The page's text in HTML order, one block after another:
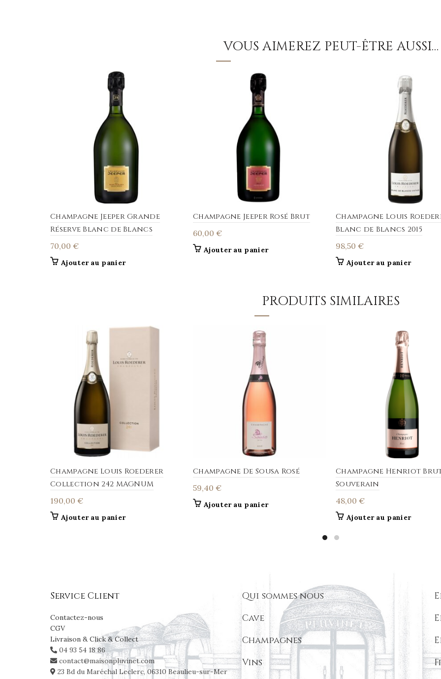
VOUS AIMEREZ PEUT-ÊTRE AUSSI…
Champagne Jeeper Grande
Réserve Blanc de Blancs
70,00 €
Ajouter au panier
Champagne Jeeper Rosé Brut
60,00 €
Ajouter au panier
Champagne Louis
Blanc de Blancs 2015
98,50 €
Ajouter au panier
PRODUITS SIMILAIRES
Champagne Louis Roederer
Collection 242 MAGNUM
190,00 €
Ajouter au panier
Champagne De Sousa Rosé
59,40 €
Ajouter au panier
Champagne Henriot
Souverain
48,00 €
Ajouter au panier
Service Client
Contactez-nous
CGV
Livraison & Click & Collect
04 93 54 18 86
contact@maisonpluvinet.com
23 Bd du Maréchal Leclerc, 06310 Beaulieu-sur-Mer
Qui sommes nous
Cave
Champagnes
Vins